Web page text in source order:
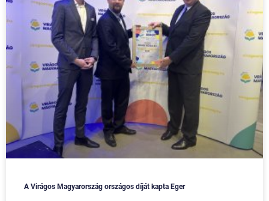
A Virágos Magyarország országos díját kapta Eger